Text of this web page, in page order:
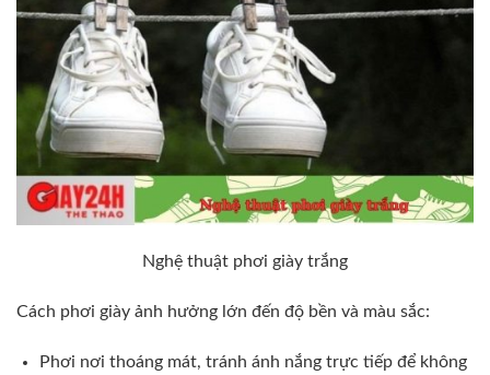
Nghệ thuật phơi giày trắng
Cách phơi giày ảnh hưởng lớn đến độ bền và màu sắc:
Phơi nơi thoáng mát, tránh ánh nắng trực tiếp để không